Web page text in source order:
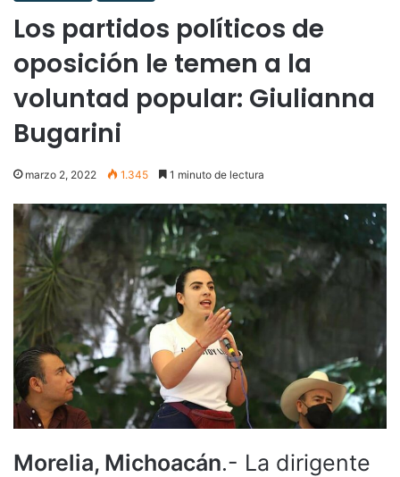
Los partidos políticos de
oposición le temen a la
voluntad popular: Giulianna
Bugarini
marzo 2, 2022 1.345 1 minuto de lectura
Morelia, Michoacán.- La dirigente